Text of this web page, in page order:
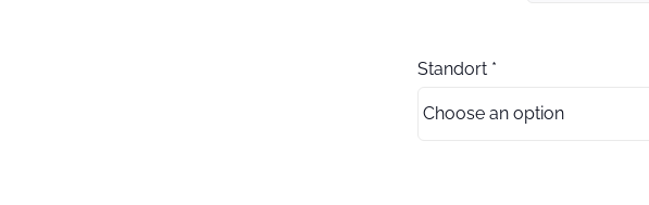
Standort *